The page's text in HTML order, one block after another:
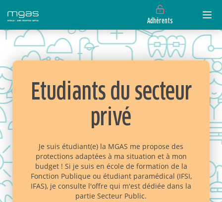
Adhérents
Etudiants du secteur
privé
Je suis étudiant(e) la MGAS me propose des
protections adaptées à ma situation et à mon
budget ! Si je suis en école de formation de la
Fonction Publique ou étudiant paramédical (IFSI,
IFAS), je consulte l'offre qui m'est dédiée dans la
partie Secteur Public.